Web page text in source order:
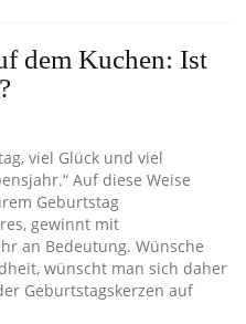
dem Kuchen: Ist
viel Glück und viel
Auf diese Weise
Geburtstag
gewinnt mit
an Bedeutung. Wünsche
wünscht man sich daher
Geburtstagskerzen auf